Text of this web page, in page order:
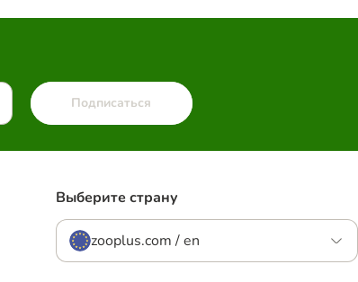
Подписаться
Выберите страну
zooplus.com / en